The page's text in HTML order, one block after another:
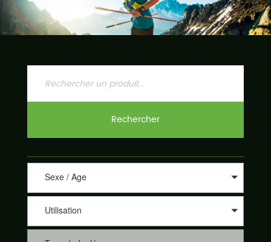
CONTACT
Rechercher
Sexe / Age
Utilisation